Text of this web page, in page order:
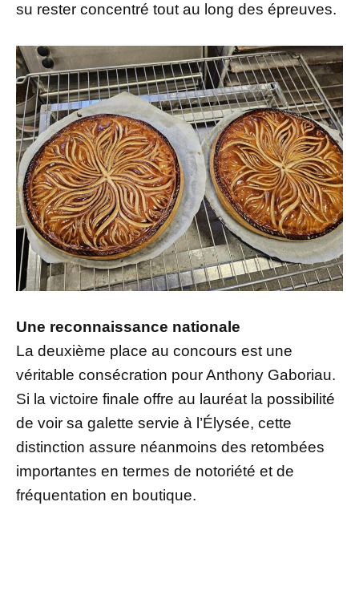
su rester concentré tout au long des épreuves.
Une reconnaissance nationale
La deuxième place au concours est une
véritable consécration pour Anthony Gaboriau.
Si la victoire finale offre au lauréat la possibilité
de voir sa galette servie à l’Élysée, cette
distinction assure néanmoins des retombées
importantes en termes de notoriété et de
fréquentation en boutique.